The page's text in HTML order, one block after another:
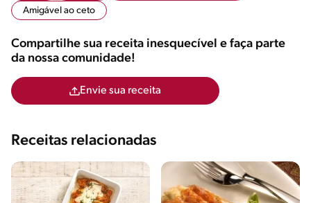
Amigável ao ceto
Compartilhe sua receita inesquecível e faça parte
da nossa comunidade!
Envie sua receita
Receitas relacionadas